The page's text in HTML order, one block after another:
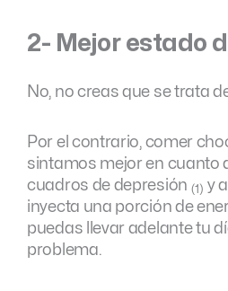
2- Mejor estado
No, no creas que se trata
Por el contrario, comer
sintamos mejor en cuanto
cuadros de depresión (1) y
inyecta una porción de
puedas llevar adelante tu
problema.